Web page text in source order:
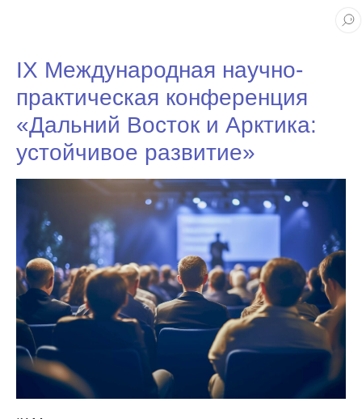
IX Международная научно-
практическая конференция
«Дальний Восток и Арктика:
устойчивое развитие»